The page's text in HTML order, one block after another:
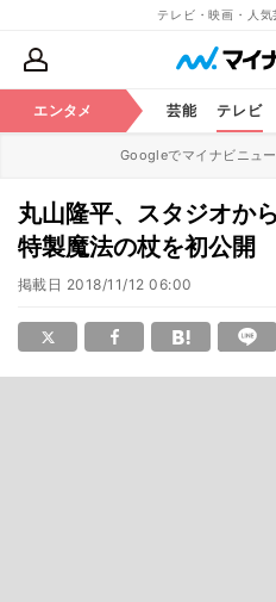
テレビ・映画・人
エンタメ 芸能 テレビ
Googleでマイナビニュ
丸山隆平、スタジオか
特製魔法の杖を初公開
掲載日 2018/11/12 06:00